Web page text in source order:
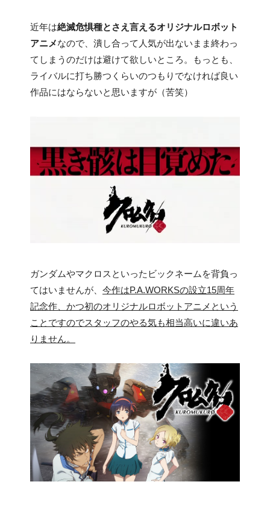
近年は絶滅危惧種とさえ言えるオリジナルロボット
アニメなので、潰し合って人気が出ないまま終わっ
てしまうのだけは避けて欲しいところ。もっとも、
ライバルに打ち勝つくらいのつもりでなければ良い
作品にはならないと思いますが（苦笑）
ガンダムやマクロスといったビックネームを背負っ
てはいませんが、 今作はP.A.WORKSの設立15周年
記念作、かつ初のオリジナルロボットアニメという
ことですのでスタッフのやる気も相当高いに違いあ
りません。